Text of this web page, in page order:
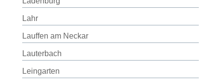
Lahr
Lauffen am Neckar
Lauterbach
Leingarten